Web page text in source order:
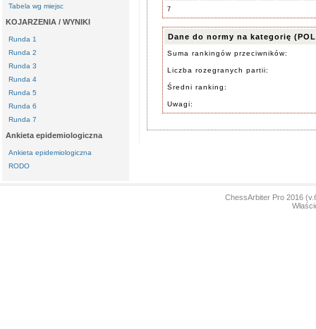
Tabela wg miejsc
KOJARZENIA / WYNIKI
Runda 1
Runda 2
Runda 3
Runda 4
Runda 5
Runda 6
Runda 7
Ankieta epidemiologiczna
Ankieta epidemiologiczna
RODO
7
Dane do normy na kategorię
Suma rankingów przeciwników:
Liczba rozegranych partii:
Średni ranking:
Uwagi:
ChessArbiter Pro 2016